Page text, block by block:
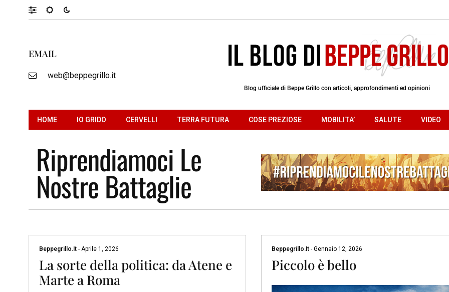
EMAIL
web@beppegrillo.it
Blog ufficiale di Beppe Grillo con articoli, approfondimenti ed opinioni
HOME IO GRIDO CERVELLI TERRA FUTURA COSE PREZIOSE MOBILITA’ SALUTE VIDEO
Riprendiamoci Le
Nostre Battaglie
Beppegrillo.it - Aprile 1, 2026
La sorte della politica: da Atene e
Marte a Roma
Beppegrillo.it -Gennaio 12, 2026
Piccolo è bello